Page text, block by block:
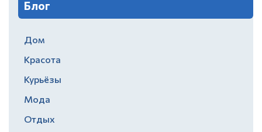
Блог
Дом
Красота
Курьёзы
Мода
Отдых